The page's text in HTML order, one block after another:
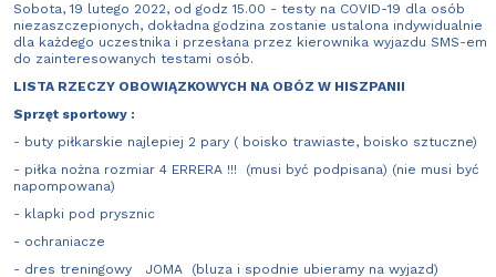
Sobota, 19 lutego 2022, od godz 15.00 - testy na COVID-19 dla osób
niezaszczepionych, dokładna godzina zostanie ustalona indywidualnie
dla każdego uczestnika i przesłana przez kierownika wyjazdu SMS-em
do zainteresowanych testami osób.
LISTA RZECZY OBOWIĄZKOWYCH NA OBÓZ W HISZPANII
Sprzęt sportowy :
- buty piłkarskie najlepiej 2 pary ( boisko trawiaste, boisko sztuczne)
- piłka nożna rozmiar 4 ERRERA !!! (musi być podpisana) (nie musi być
napompowana)
- klapki pod prysznic
- ochraniacze
- dres treningowy JOMA (bluza i spodnie ubieramy na wyjazd)